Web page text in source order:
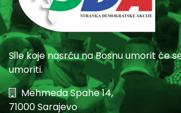
Sile koje nasrću na Bosnu umorit će
umoriti.
Mehmeda Spahe 14,
71000 Sarajevo